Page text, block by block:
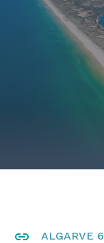
ALGARVE